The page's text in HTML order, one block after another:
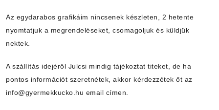
Az egydarabos grafikáim nincsenek készleten, 2 hetente
nyomtatjuk a megrendeléseket, csomagoljuk és küldjük
nektek.
A szállítás idejéről Julcsi mindig tájékoztat titeket, de ha
pontos információt szeretnétek, akkor kérdezzétek őt az
info@gyermekkucko.hu email címen.